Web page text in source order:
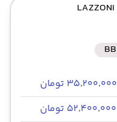
BB
۳۵٬۲۰۰٬۰۰۰ تومان
۵۲٬۴۰۰٬۰۰۰ تومان